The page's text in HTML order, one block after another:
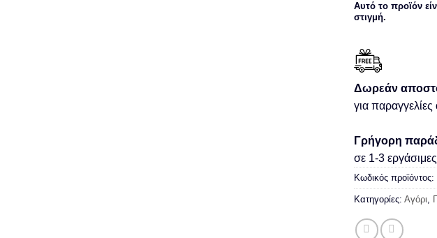
Αυτό το προϊόν
στιγμή.
Δωρεάν
για
Γρήγορη
σε 1-3
Κωδικός προϊόντος:
Κατηγορίες: Αγόρι